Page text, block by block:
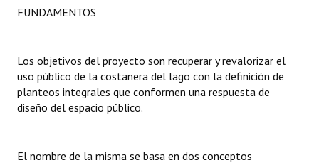
NORMATIVA
Comunicaciones
Resoluciones
FUNDAMENTOS
Los objetivos del proyecto son recuperar y revalorizar el
uso público de la costanera del lago con la definición de
planteos integrales que conformen una respuesta de
diseño del espacio público.
El nombre de la misma se basa en dos conceptos